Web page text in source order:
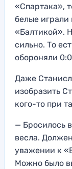
«Спартака»,
белые играли
«Балтикой».
сильно. То
обороняли
Даже
изобразить
кого-то при
— Бросилось
весла.
уважении к
Можно было